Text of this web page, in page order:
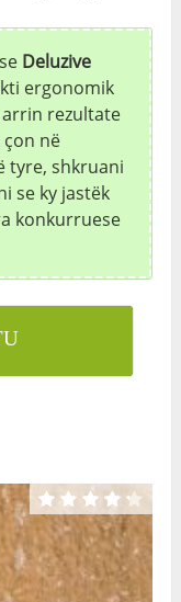
Deluzive
ergonomik
rezultate
në
tyre, shkruani
se ky jastëk
konkurruese